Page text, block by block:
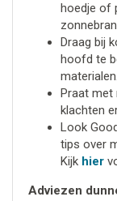
hoedje of
Draag bij
hoofd te
materialen.
Praat met
klachten
Look
tips over
Kijk hier
Adviezen